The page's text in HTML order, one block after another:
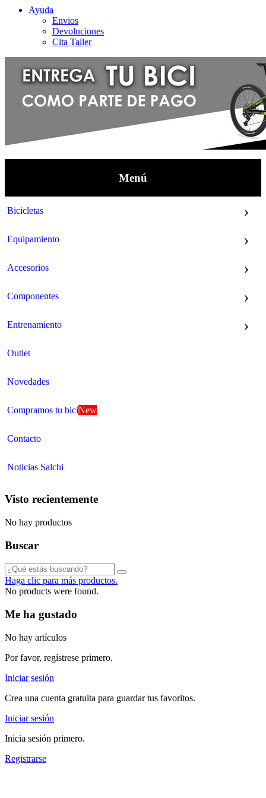
Ayuda
Envios
Devoluciones
Cita Taller
Menú
Bicicletas
Equipamiento
Accesorios
Componentes
Entrenamiento
Outlet
Novedades
Compramos tu biciNew
Contacto
Noticias Salchi
Visto recientemente
No hay productos
Buscar
Haga clic para más productos.
No products were found.
Me ha gustado
No hay artículos
Por favor, regístrese primero.
Iniciar sesión
Crea una cuenta gratuita para guardar tus favoritos.
Iniciar sesión
Inicia sesión primero.
Registrarse